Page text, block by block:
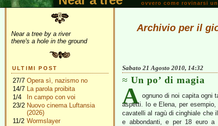
ovvero come rovinarsi
Near a tree by a river
there's a hole in the ground
ULTIMI POST
27/7 Opera sì, nazismo no
14/7 La parola proibita
1/4
In campo con voi
23/2 Nuovo cinema Luftansia
(2026)
11/2 Wormslayer
Archivio per il
Sabato 21 Agosto 2010, 14:32
Un po’ di magia
A ognuno di noi capita ogni
aspetti. Io e Elena, per
cavatelli al ragù di cinghiale che
e abbondanti, e per 18 euro a